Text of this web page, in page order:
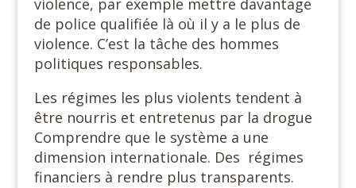
violence, par exemple mettre davantage
de police qualifiée là où il y a le plus de
violence. C’est la tâche des hommes
politiques responsables.
Les régimes les plus violents tendent à
être nourris et entretenus par la drogue
Comprendre que le système a une
dimension internationale. Des régimes
financiers à rendre plus transparents.